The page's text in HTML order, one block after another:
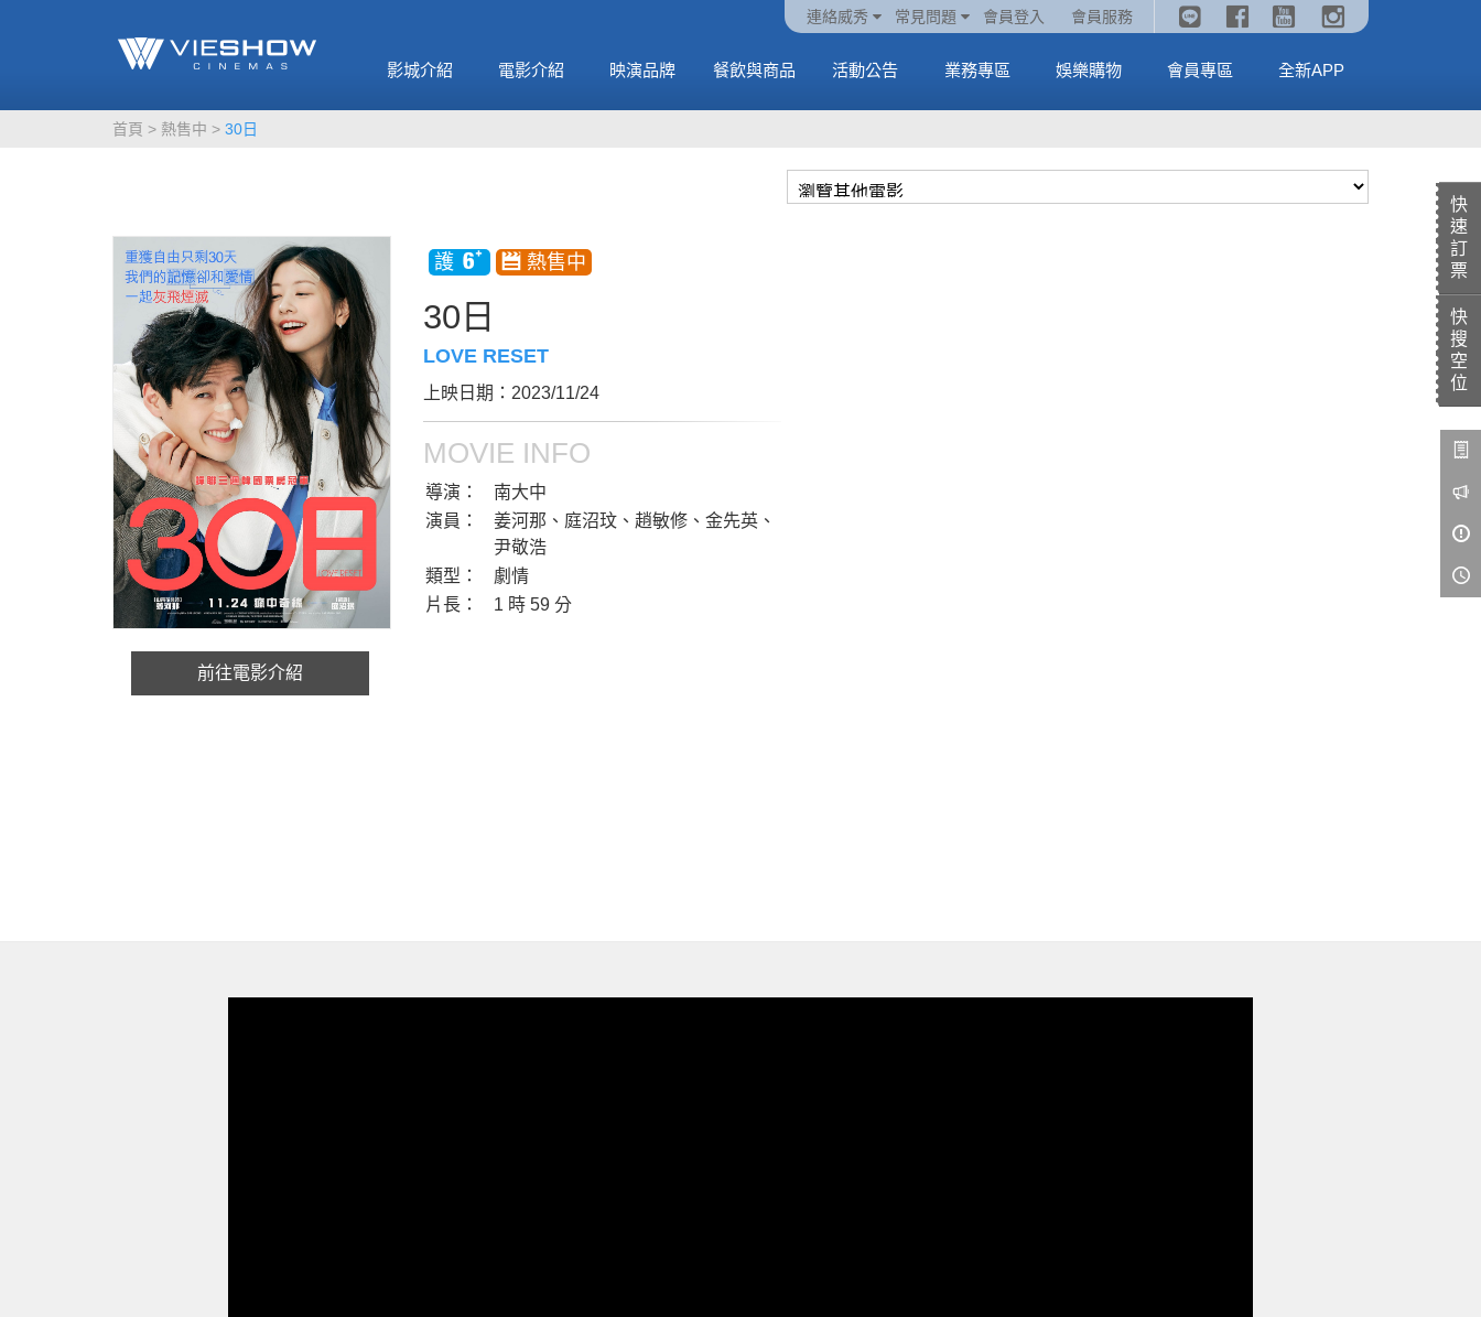
連絡威秀 常見問題 會員登入 會員服務
影城介紹 電影介紹
MORE MORE
火熱預售中《橡樹街
末日》
MORE
火熱預售中《汪汪隊立大功：恐龍大電影》
映演品牌 餐飲與商品
MORE MORE
🥤威秀獨家電影套餐
🥤全台熱賣中
MORE
《劇場版吉伊卡哇》🥤威秀獨家電影套餐🥤
全台熱賣中
MORE
活動公告 業務專區 娛樂購物 會員專區 全新APP
快
速
訂
票
快
搜
空
位
首頁 熱售中 30日
前往電影介紹
30日
LOVE RESET
上映日期：2023/11/24
MOVIE INFO
導演：
南大中
演員：
姜河那、庭沼玟、趙敏修、金先英、
尹敬浩
類型：
劇情
片長：
1 時 59 分